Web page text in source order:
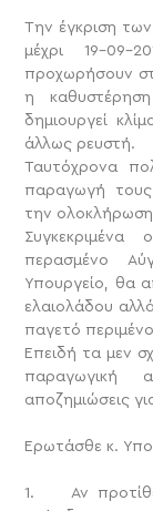
Την έγκριση
μέχρι 19-09-
προχωρήσουν
η
δημιουργεί
άλλως ρευστή.
Ταυτόχρονα
παραγωγή τους
την
περασμένο
Υπουργείο, θα
ελαιολάδου
παγετό
Επειδή τα μεν
παραγωγική
αποζημιώσεις
Ερωτάσθε κ.
1. Αν